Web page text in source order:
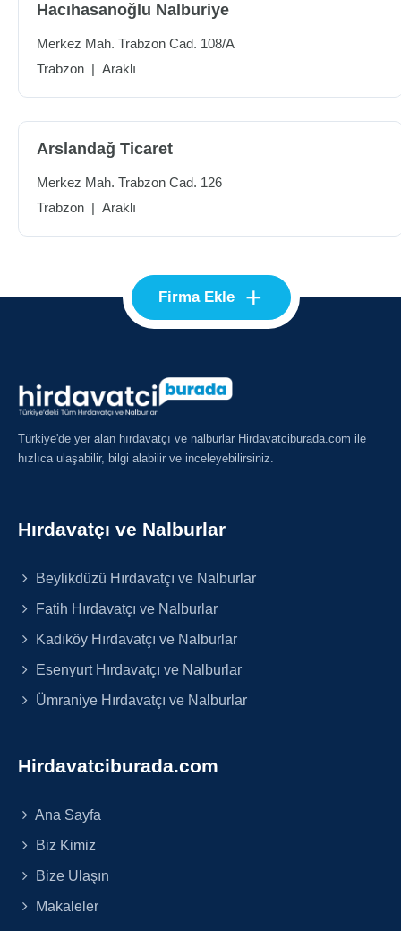
Hacıhasanoğlu Nalburiye
Merkez Mah. Trabzon Cad. 108/A
Trabzon | Araklı
Arslandağ Ticaret
Merkez Mah. Trabzon Cad. 126
Trabzon | Araklı
Firma Ekle +
Türkiye'de yer alan hırdavatçı ve nalburlar Hirdavatciburada.com ile
hızlıca ulaşabilir, bilgi alabilir ve inceleyebilirsiniz.
Hırdavatçı ve Nalburlar
Beylikdüzü Hırdavatçı ve Nalburlar
Fatih Hırdavatçı ve Nalburlar
Kadıköy Hırdavatçı ve Nalburlar
Esenyurt Hırdavatçı ve Nalburlar
Ümraniye Hırdavatçı ve Nalburlar
Hirdavatciburada.com
Ana Sayfa
Biz Kimiz
Bize Ulaşın
Makaleler